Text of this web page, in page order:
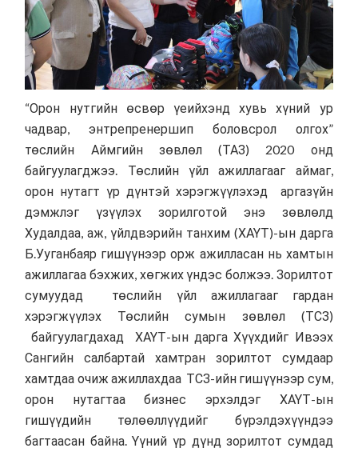
“Орон нутгийн өсвөр үеийхэнд хувь хүний ур
чадвар, энтрепренершип боловсрол олгох”
төслийн Аймгийн зөвлөл (ТАЗ) 2020 онд
байгуулагджээ. Төслийн үйл ажиллагааг аймаг,
орон нутагт үр дүнтэй хэрэгжүүлэхэд аргазүйн
дэмжлэг үзүүлэх зорилготой энэ зөвлөлд
Худалдаа, аж, үйлдвэрийн танхим (ХАҮТ)-ын дарга
Б.Ууганбаяр гишүүнээр орж ажилласан нь хамтын
ажиллагаа бэхжих, хөгжих үндэс болжээ. Зорилтот
сумуудад төслийн үйл ажиллагааг гардан
хэрэгжүүлэх Төслийн сумын зөвлөл (ТСЗ)
байгуулагдахад ХАҮТ-ын дарга Хүүхдийг Ивээх
Сангийн салбартай хамтран зорилтот сумдаар
хамтдаа очиж ажиллахдаа ТСЗ-ийн гишүүнээр сум,
орон нутагтаа бизнес эрхэлдэг ХАҮТ-ын
гишүүдийн төлөөллүүдийг бүрэлдэхүүндээ
багтаасан байна. Үүний үр дүнд зорилтот сумдад